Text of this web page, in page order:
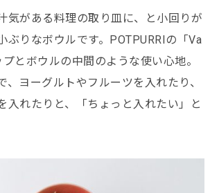
気がある料理の取り皿に、と小回りが
ぶりなボウルです。POTPURRIの「Va
とボウルの中間のような使い心地。
、ヨーグルトやフルーツを入れたり、
入れたりと、「ちょっと入れたい」と